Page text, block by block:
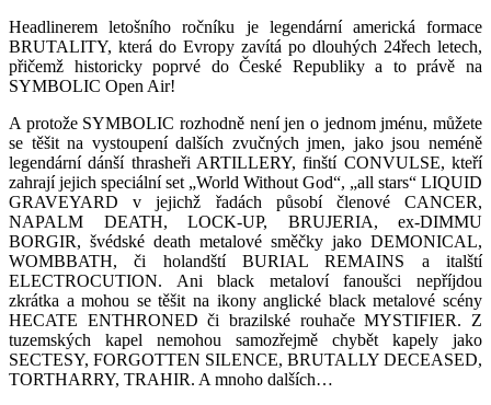
Headlinerem letošního ročníku je legendární americká formace
BRUTALITY, která do Evropy zavítá po dlouhých 24řech letech,
přičemž historicky poprvé do České Republiky a to právě na
SYMBOLIC Open Air!
A protože SYMBOLIC rozhodně není jen o jednom jménu, můžete
se těšit na vystoupení dalších zvučných jmen, jako jsou neméně
legendární dánší thrasheři ARTILLERY, finští CONVULSE, kteří
zahrají jejich speciální set „World Without God“, „all stars“ LIQUID
GRAVEYARD v jejichž řadách působí členové CANCER,
NAPALM DEATH, LOCK-UP, BRUJERIA, ex-DIMMU
BORGIR, švédské death metalové směčky jako DEMONICAL,
WOMBBATH, či holandští BURIAL REMAINS a italští
ELECTROCUTION. Ani black metaloví fanoušci nepříjdou
zkrátka a mohou se těšit na ikony anglické black metalové scény
HECATE ENTHRONED či brazilské rouhače MYSTIFIER. Z
tuzemských kapel nemohou samozřejmě chybět kapely jako
SECTESY, FORGOTTEN SILENCE, BRUTALLY DECEASED,
TORTHARRY, TRAHIR. A mnoho dalších…